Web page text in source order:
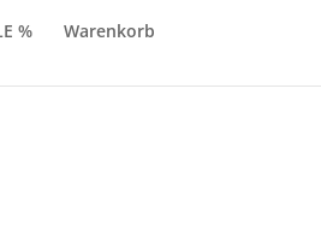
% Warenkorb